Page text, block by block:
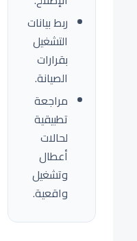
ربط بيانات
التشغيل
بقرارات
الصيانة.
مراجعة
تطبيقية
لحالات
أعطال
وتشغيل
واقعية.